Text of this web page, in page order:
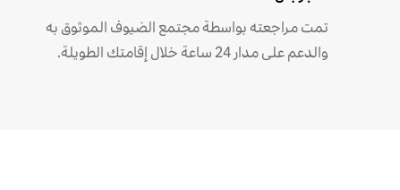
تمت مراجعته بواسطة مجتمع الضيوف الموثوق به
والدعم على مدار 24 ساعة خلال إقامتك الطويلة.